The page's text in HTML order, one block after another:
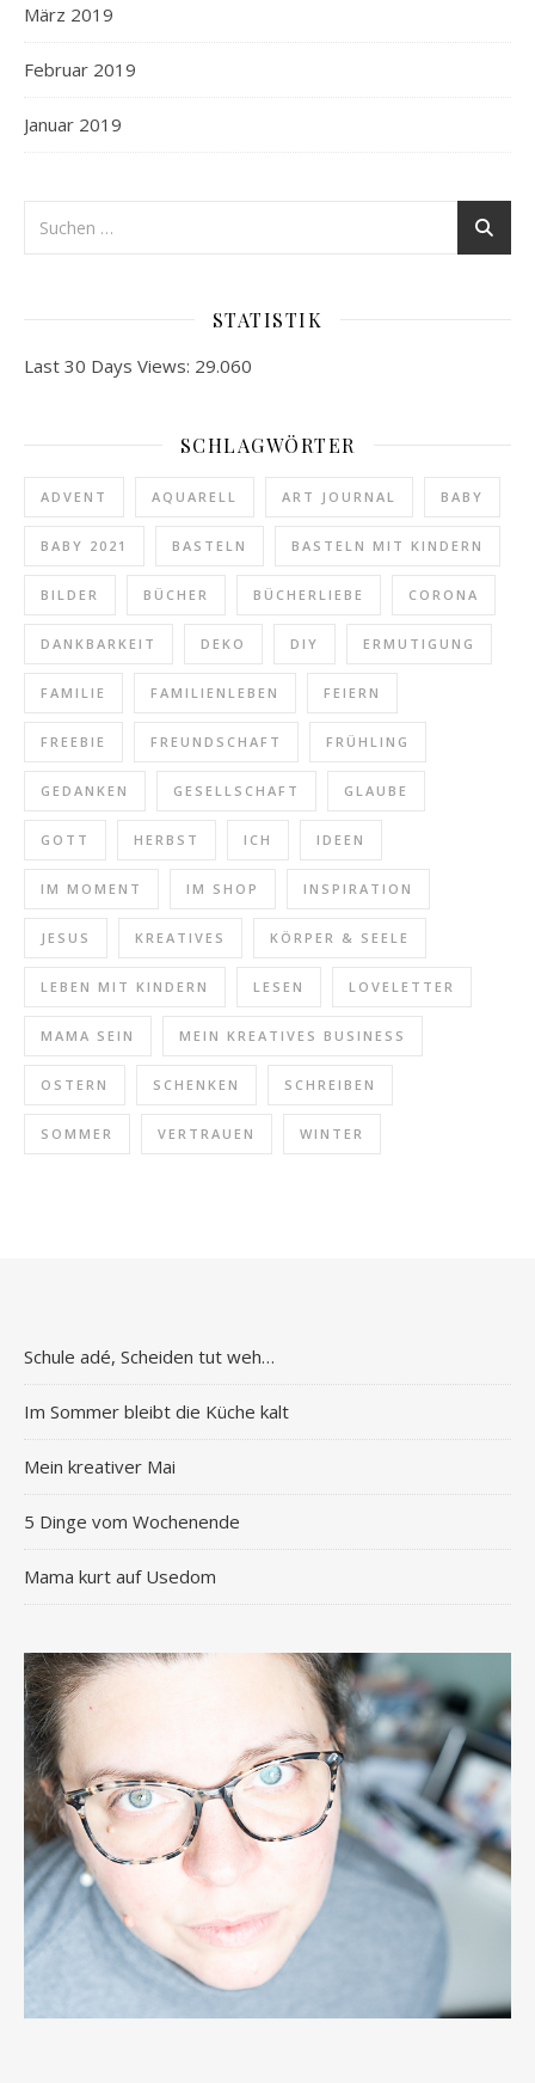
März 2019
Februar 2019
Januar 2019
STATISTIK
Last 30 Days Views: 29.060
SCHLAGWÖRTER
ADVENT AQUARELL ART JOURNAL BABY
BABY 2021 BASTELN BASTELN MIT KINDERN
BILDER BÜCHER BÜCHERLIEBE CORONA
DANKBARKEIT DEKO DIY ERMUTIGUNG
FAMILIE FAMILIENLEBEN FEIERN
FREEBIE FREUNDSCHAFT FRÜHLING
GEDANKEN GESELLSCHAFT GLAUBE
GOTT HERBST ICH IDEEN
IM MOMENT IM SHOP INSPIRATION
JESUS KREATIVES KÖRPER & SEELE
LEBEN MIT KINDERN LESEN LOVELETTER
MAMA SEIN MEIN KREATIVES BUSINESS
OSTERN SCHENKEN SCHREIBEN
SOMMER VERTRAUEN WINTER
Schule adé, Scheiden tut weh…
Im Sommer bleibt die Küche kalt
Mein kreativer Mai
5 Dinge vom Wochenende
Mama kurt auf Usedom